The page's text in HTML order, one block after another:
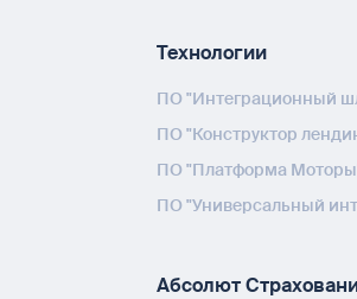
Технологии
ПО "Интеграционный
ПО "Конструктор
ПО "Платформа
ПО "Универсальный
Абсолют